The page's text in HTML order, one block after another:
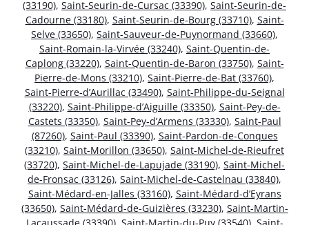
(33190), Saint-Seurin-de-Cursac (33390), Saint-Seurin-de-
Cadourne (33180), Saint-Seurin-de-Bourg (33710), Saint-
Selve (33650), Saint-Sauveur-de-Puynormand (33660),
Saint-Romain-la-Virvée (33240), Saint-Quentin-de-
Caplong (33220), Saint-Quentin-de-Baron (33750), Saint-
Pierre-de-Mons (33210), Saint-Pierre-de-Bat (33760),
Saint-Pierre-d’Aurillac (33490), Saint-Philippe-du-Seignal
(33220), Saint-Philippe-d’Aiguille (33350), Saint-Pey-de-
Castets (33350), Saint-Pey-d’Armens (33330), Saint-Paul
(87260), Saint-Paul (33390), Saint-Pardon-de-Conques
(33210), Saint-Morillon (33650), Saint-Michel-de-Rieufret
(33720), Saint-Michel-de-Lapujade (33190), Saint-Michel-
de-Fronsac (33126), Saint-Michel-de-Castelnau (33840),
Saint-Médard-en-Jalles (33160), Saint-Médard-d’Eyrans
(33650), Saint-Médard-de-Guizières (33230), Saint-Martin-